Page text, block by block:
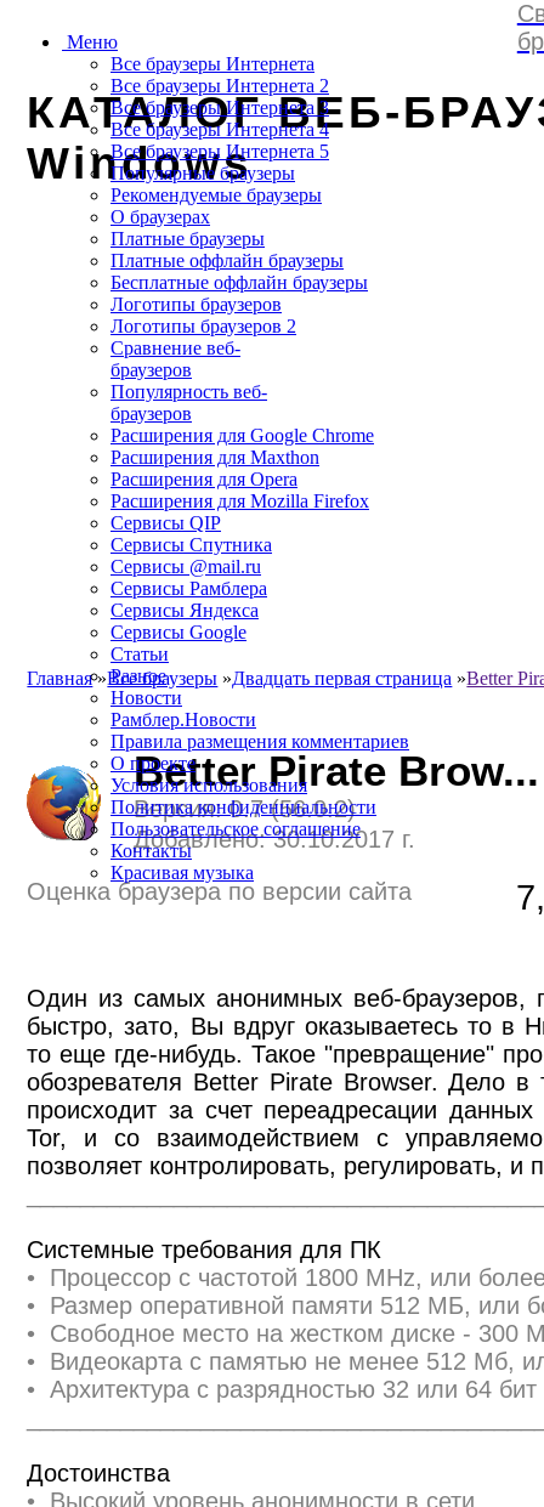
Оценка браузера по версии сайта
Better Pirate Brow...
Версия: 0.7 (56.0.2)
Добавлено: 30.10.2017 г.
Главная»Все браузеры »Двадцать первая страница »Better
Один из самых анонимных веб-браузеров,
быстро, зато, Вы вдруг оказываетесь то в
то еще где-нибудь. Такое "превращение"
обозревателя Better Pirate Browser. Дело в
происходит за счет переадресации
Tor, и со взаимодействием с
позволяет контролировать, регулировать, и
Системные требования для ПК
• Процессор с частотой 1800 MHz, или
• Размер оперативной памяти 512 МБ, или
• Свободное место на жестком диске - 300
• Видеокарта с памятью не менее 512 Мб,
• Архитектура с разрядностью 32 или 64
Достоинства
• Высокий уровень анонимности в сети
КАТАЛОГ ВЕБ-
Windows
Меню
Все браузеры Интернета
Все браузеры Интернета 2
Все браузеры Интернета 3
Все браузеры Интернета 4
Все браузеры Интернета 5
Популярные браузеры
Рекомендуемые браузеры
О браузерах
Платные браузеры
Платные оффлайн браузеры
Бесплатные оффлайн браузеры
Логотипы браузеров
Логотипы браузеров 2
Сравнение веб-
браузеров
Популярность веб-
браузеров
Расширения для Google Chrome
Расширения для Maxthon
Расширения для Opera
Расширения для Mozilla Firefox
Сервисы QIP
Сервисы Спутника
Сервисы @mail.ru
Сервисы Рамблера
Сервисы Яндекса
Сервисы Google
Статьи
Разное
Новости
Рамблер.Новости
Правила размещения комментариев
О проекте
Условия использования
Политика конфиденциальности
Пользовательское соглашение
Контакты
Красивая музыка